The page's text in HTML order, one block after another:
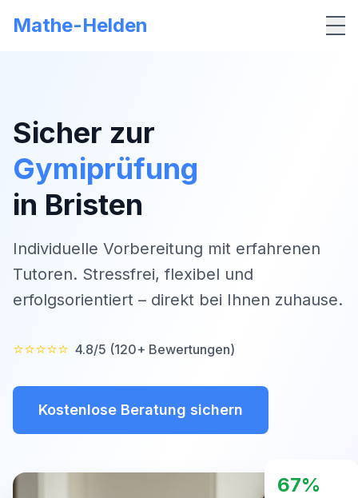
Mathe-Helden
Sicher zur
Gymiprüfung
in Bristen
Individuelle Vorbereitung mit erfahrenen
Tutoren. Stressfrei, flexibel und
erfolgsorientiert – direkt bei Ihnen zuhause.
⭐⭐⭐⭐⭐ 4.8/5 (120+ Bewertungen)
Kostenlose Beratung sichern
67%